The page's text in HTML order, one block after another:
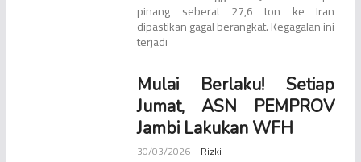
pinang seberat 27,6 ton ke Iran
dipastikan gagal berangkat. Kegagalan ini
terjadi
Mulai Berlaku! Setiap
Jumat, ASN PEMPROV
Jambi Lakukan WFH
30/03/2026 Rizki